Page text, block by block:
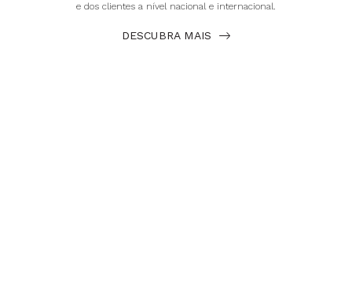
e dos clientes a nível nacional e internacional.
DESCUBRA MAIS